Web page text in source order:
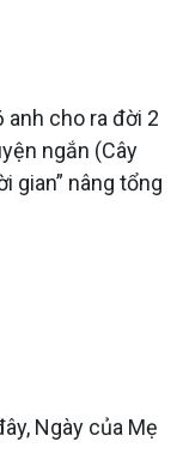
anh cho ra đời 2
ngắn (Cây
gian” nâng tổng
Ngày của Mẹ